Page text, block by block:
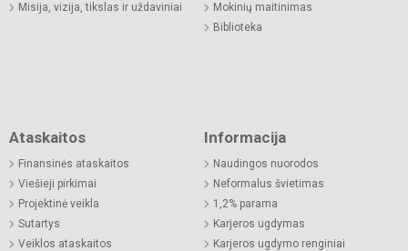
Misija, vizija, tikslas ir uždaviniai
Mokinių maitinimas
Biblioteka
Ataskaitos
Finansinės ataskaitos
Viešieji pirkimai
Projektinė veikla
Sutartys
Veiklos ataskaitos
Informacija
Naudingos nuorodos
Neformalus švietimas
1,2% parama
Karjeros ugdymas
Karjeros ugdymo renginiai